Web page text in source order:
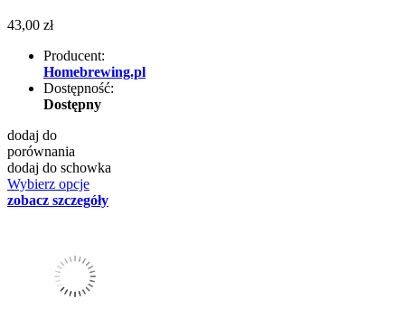
43,00 zł
Producent:
Homebrewing.pl
Dostępność:
Dostępny
dodaj do
porównania
dodaj do schowka
Wybierz opcje
zobacz szczegóły